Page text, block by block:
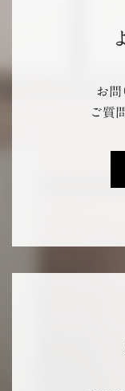
お問
ご質